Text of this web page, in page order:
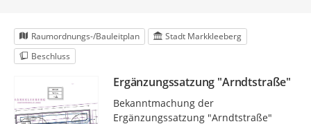
Raumordnungs-/Bauleitplan
Stadt Markkleeberg
Beschluss
Ergänzungssatzung "Arndtstraße"
Bekanntmachung der
Ergänzungssatzung "Arndtstraße"